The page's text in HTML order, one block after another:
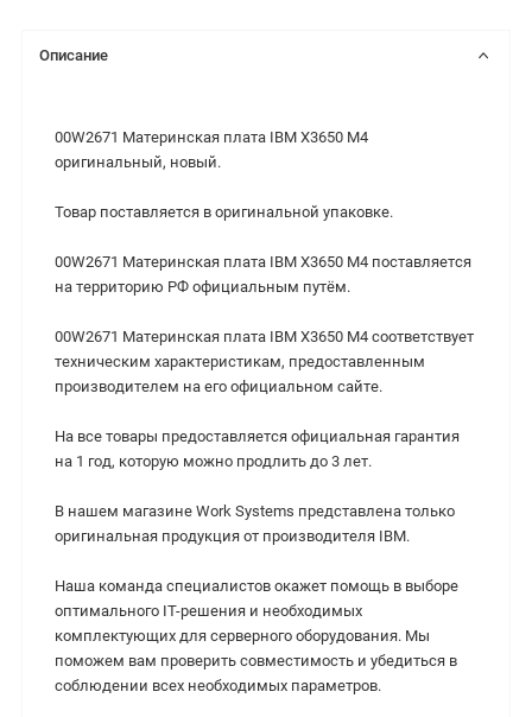
Описание
00W2671 Материнская плата IBM X3650 M4
оригинальный, новый.
Товар поставляется в оригинальной упаковке.
00W2671 Материнская плата IBM X3650 M4 поставляется
на территорию РФ официальным путём.
00W2671 Материнская плата IBM X3650 M4 cоответствует
техническим характеристикам, предоставленным
производителем на его официальном сайте.
На все товары предоставляется официальная гарантия
на 1 год, которую можно продлить до 3 лет.
В нашем магазине Work Systems представлена только
оригинальная продукция от производителя IBM.
Наша команда специалистов окажет помощь в выборе
оптимального IT-решения и необходимых
комплектующих для серверного оборудования. Мы
поможем вам проверить совместимость и убедиться в
соблюдении всех необходимых параметров.